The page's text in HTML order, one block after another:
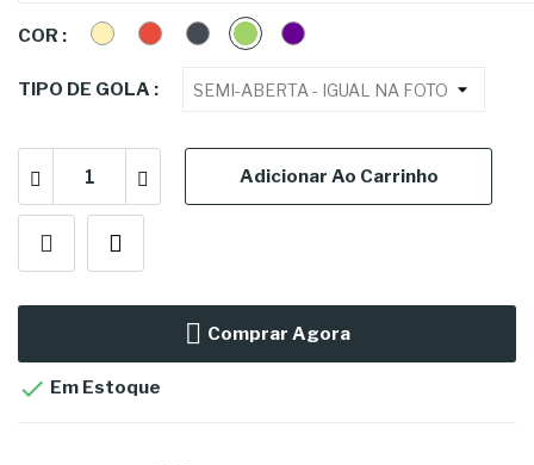
COR : CREMEVERMELHO
PRETOVERDEROXA
TIPO DE GOLA :
Adicionar Ao Carrinho
Comprar Agora
 Em Estoque